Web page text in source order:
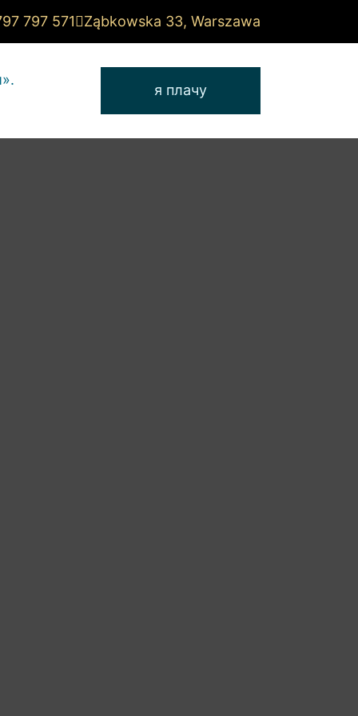
797 571 Ząbkowska 33, Warszawa
я плачу